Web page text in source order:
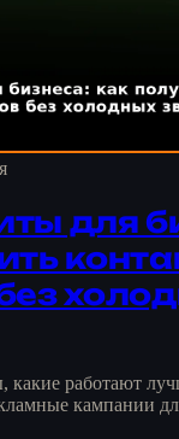
для
какие работают
кампании